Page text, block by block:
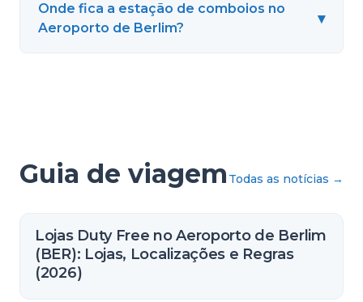
Onde fica a estação de comboios no
Aeroporto de Berlim?
▾
Guia de viagem Todas as notícias →
Lojas Duty Free no Aeroporto de Berlim
(BER): Lojas, Localizações e Regras
(2026)